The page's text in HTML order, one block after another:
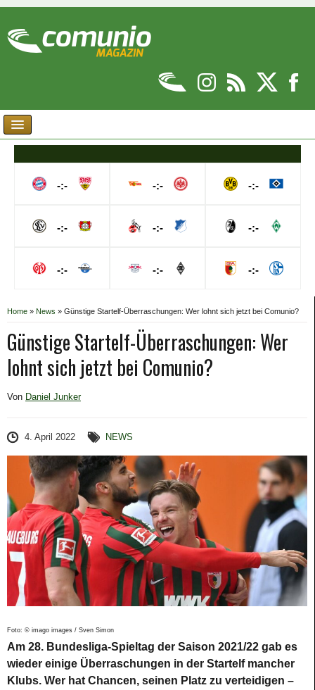
-:-
-:-
-:-
-:-
-:-
-:-
-:-
-:-
-:-
Home » News » Günstige Startelf-Überraschungen: Wer lohnt sich jetzt bei Comunio?
Günstige Startelf-Überraschungen: Wer
lohnt sich jetzt bei Comunio?
Von Daniel Junker
4. April 2022 NEWS
Foto: © imago images / Sven Simon
Am 28. Bundesliga-Spieltag der Saison 2021/22 gab es
wieder einige Überraschungen in der Startelf mancher
Klubs. Wer hat Chancen, seinen Platz zu verteidigen –